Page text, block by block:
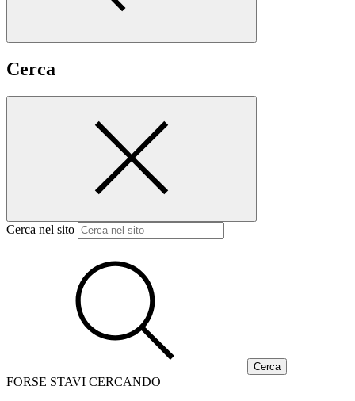
Cerca
Cerca nel sito
FORSE STAVI CERCANDO